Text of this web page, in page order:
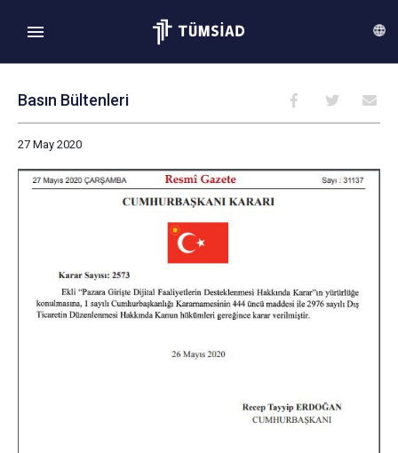
Basın Bültenleri
27 May 2020